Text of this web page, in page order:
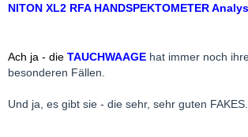
NITON XL2 RFA HANDSPEKTOMETER
Ach ja - die TAUCHWAAGE hat immer noch
besonderen Fällen.
Und ja, es gibt sie - die sehr, sehr guten FAKES.